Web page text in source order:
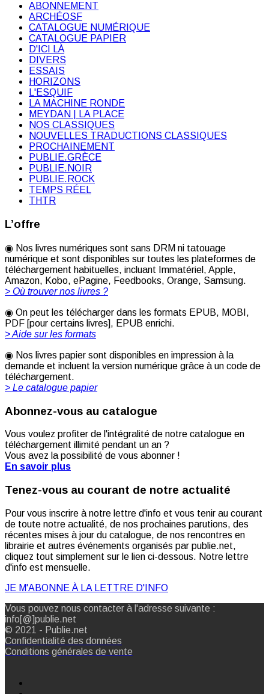
ABONNEMENT
ARCHÉOSF
CATALOGUE NUMÉRIQUE
CATALOGUE PAPIER
D'ICI LÀ
DIVERS
ESSAIS
HORIZONS
L'ESQUIF
LA MACHINE RONDE
MEYDAN | LA PLACE
NOS CLASSIQUES
NOUVELLES TRADUCTIONS CLASSIQUES
PROCHAINEMENT
PUBLIE.GRÈCE
PUBLIE.NOIR
PUBLIE.ROCK
TEMPS RÉEL
THTR
L’offre
◉ Nos livres numériques sont sans DRM ni tatouage
numérique et sont disponibles sur toutes les plateformes de
téléchargement habituelles, incluant Immatériel, Apple,
Amazon, Kobo, ePagine, Feedbooks, Orange, Samsung.
> Où trouver nos livres ?
◉ On peut les télécharger dans les formats EPUB, MOBI,
PDF [pour certains livres], EPUB enrichi.
> Aide sur les formats
◉ Nos livres papier sont disponibles en impression à la
demande et incluent la version numérique grâce à un code de
téléchargement.
> Le catalogue papier
Abonnez-vous au catalogue
Vous voulez profiter de l'intégralité de notre catalogue en
téléchargement illimité pendant un an ?
Vous avez la possibilité de vous abonner !
En savoir plus
Tenez-vous au courant de notre actualité
Pour vous inscrire à notre lettre d'info et vous tenir au courant
de toute notre actualité, de nos prochaines parutions, des
récentes mises à jour du catalogue, de nos rencontres en
librairie et autres événements organisés par publie.net,
cliquez tout simplement sur le lien ci-dessous. Notre lettre
d'info est mensuelle.
JE M'ABONNE À LA LETTRE D'INFO
Vous pouvez nous contacter à l'adresse suivante :
info[@]publie.net
© 2021 - Publie.net
Confidentialité des données
Conditions générales de vente